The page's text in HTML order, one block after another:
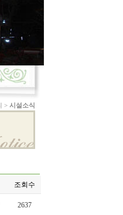
> 시설소식
조회수
2637